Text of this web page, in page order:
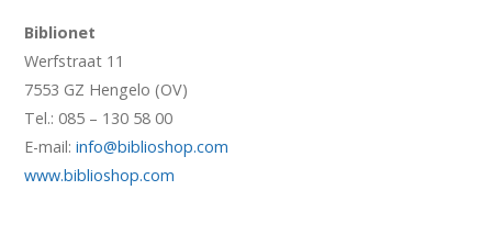
Biblionet
Werfstraat 11
7553 GZ Hengelo (OV)
Tel.: 085 – 130 58 00
E-mail:info@biblioshop.com
www.biblioshop.com